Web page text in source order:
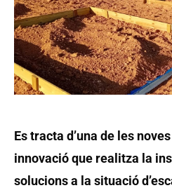
Es tracta d’una de les
innovació que realitza la
solucions a la situació